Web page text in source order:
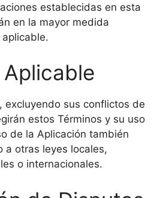
establecidas en esta
en la mayor medida
Aplicable
excluyendo sus conflictos de
estos Términos y su uso
de la Aplicación también
a otras leyes locales,
o internacionales.